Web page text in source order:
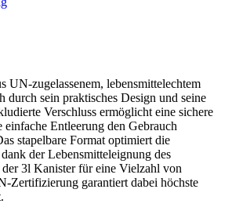
(483)
(301)
UN-zugelassenem, lebensmittelechtem
durch sein praktisches Design und seine
Verschluss ermöglicht eine sichere
Entleerung den Gebrauch
stapelbare Format optimiert die
der Lebensmitteleignung des
3l Kanister für eine Vielzahl von
Zertifizierung garantiert dabei höchste